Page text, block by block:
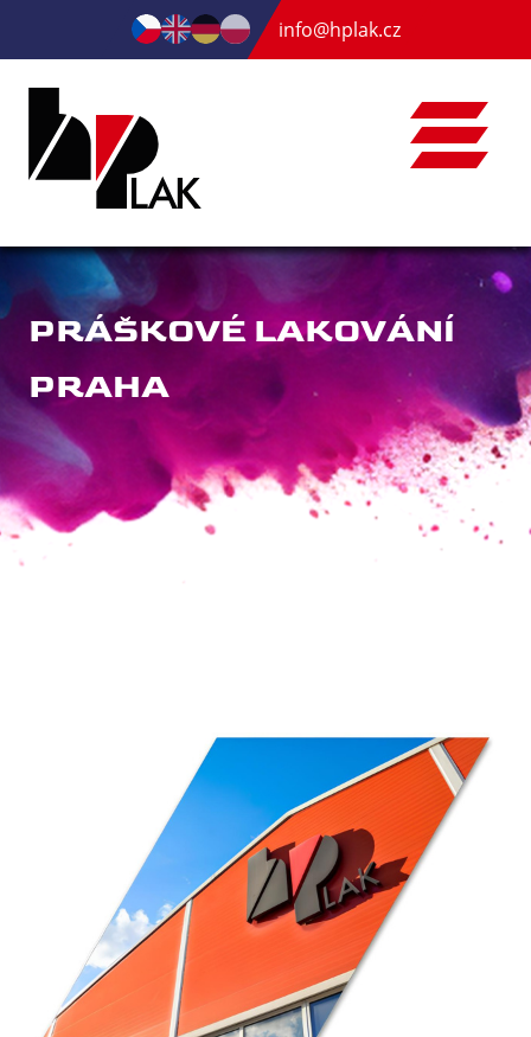
info@hplak.cz
PRÁŠKOVÉ LAKOVÁNÍ
PRAHA